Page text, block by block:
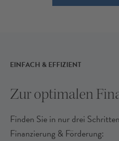
EINFACH & EFFIZIENT
Zur optimalen
Finden Sie in nur drei
Finanzierung & Förderung: